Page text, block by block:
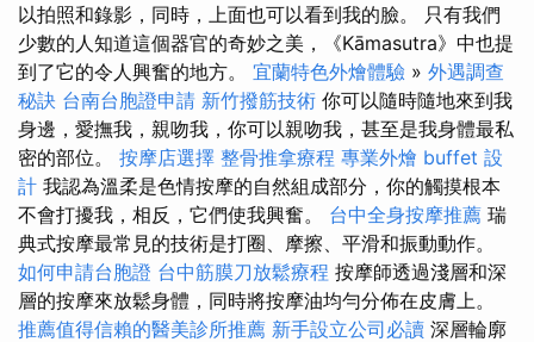
以拍照和錄影，同時，上面也可以看到我的臉。 只有我們
少數的人知道這個器官的奇妙之美，《Kāmasutra》中也提
到了它的令人興奮的地方。 宜蘭特色外燴體驗 » 外遇調查
秘訣 台南台胞證申請 新竹撥筋技術 你可以隨時隨地來到我
身邊，愛撫我，親吻我，你可以親吻我，甚至是我身體最私
密的部位。 按摩店選擇 整骨推拿療程 專業外燴 buffet 設
計 我認為溫柔是色情按摩的自然組成部分，你的觸摸根本
不會打擾我，相反，它們使我興奮。 台中全身按摩推薦 瑞
典式按摩最常見的技術是打圈、摩擦、平滑和振動動作。
如何申請台胞證 台中筋膜刀放鬆療程 按摩師透過淺層和深
層的按摩來放鬆身體，同時將按摩油均勻分佈在皮膚上。
推薦值得信賴的醫美診所推薦 新手設立公司必讀 深層輪廓